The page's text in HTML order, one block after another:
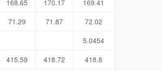
168.65 170.17
169.41
71.29 71.87
72.02
5.0454
415.59 418.72
418.8